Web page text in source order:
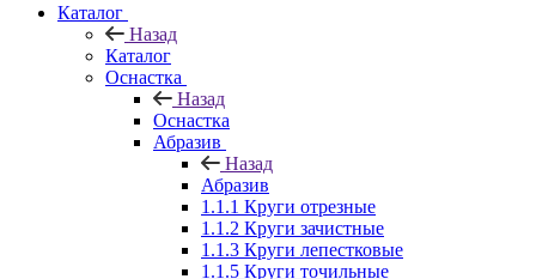
Каталог
Назад
Каталог
Оснастка
Назад
Оснастка
Абразив
Назад
Абразив
1.1.1 Круги отрезные
1.1.2 Круги зачистные
1.1.3 Круги лепестковые
1.1.5 Круги точильные